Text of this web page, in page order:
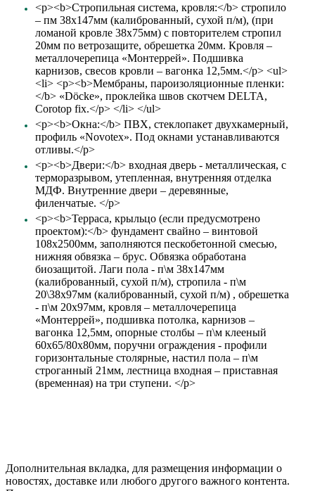
<p><b>Стропильная система, кровля:</b> стропило
– пм 38х147мм (калиброванный, сухой п/м), (при
ломаной кровле 38х75мм) с повторителем стропил
20мм по ветрозащите, обрешетка 20мм. Кровля –
металлочерепица «Монтеррей». Подшивка
карнизов, свесов кровли – вагонка 12,5мм.</p> <ul>
<li> <p><b>Мембраны, пароизоляционные пленки:
</b> «Döcke», проклейка швов скотчем DELTA,
Сorotop fix.</p> </li> </ul>
<p><b>Окна:</b> ПВХ, стеклопакет двухкамерный,
профиль «Novotex». Под окнами устанавливаются
отливы.</p>
<p><b>Двери:</b> входная дверь - металлическая, с
терморазрывом, утепленная, внутренняя отделка
МДФ. Внутренние двери – деревянные,
филенчатые. </p>
<p><b>Терраса, крыльцо (если предусмотрено
проектом):</b> фундамент свайно – винтовой
108х2500мм, заполняются пескобетонной смесью,
нижняя обвязка – брус. Обвязка обработана
биозащитой. Лаги пола - п\м 38х147мм
(калиброванный, сухой п/м), стропила - п\м
20\38х97мм (калиброванный, сухой п/м) , обрешетка
- п\м 20х97мм, кровля – металлочерепица
«Монтеррей», подшивка потолка, карнизов –
вагонка 12,5мм, опорные столбы – п\м клееный
60х65/80х80мм, поручни ограждения - профили
горизонтальные столярные, настил пола – п\м
строганный 21мм, лестница входная – приставная
(временная) на три ступени. </p>
Дополнительная вкладка, для размещения информации о
новостях, доставке или любого другого важного контента.